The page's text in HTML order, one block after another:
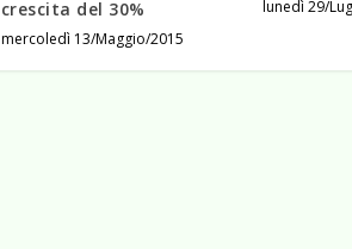
crescita del 30%
mercoledì 13/Maggio/2015
lunedì 29/